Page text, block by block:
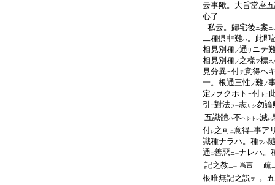
云事歟。大旨當座
心了
私云。歸宅後ニ案ニ
二種倶非難ハ。此即
相見別種ノ通 リ ニテ
相見別種ノ 之樣 ヲ標ス
見分異ニ付テ意得ヘ
一。根通三性 ノ難ノ
定 メ ヲクホト ニ付 ト 二
引
二對法ヲ一志サシ勿論
五識體ハ不ヘシト レ減レ
付レ之可二意得一事ア
識種ナラハ。種ヲハ
通 二善惡ニ一ナレハ。
記之教ニ一 爲言 疏
根唯無記之説ヲ一。